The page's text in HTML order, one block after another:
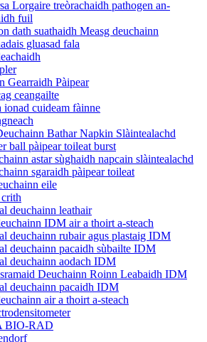
Lorgaire treòrachaidh pathogen an-
fuil
dath suathaidh Measg deuchainn
gluasad fala
Gearraidh Pàipear
ceangailte
ionad cuideam fàinne
Bathar Napkin Slàintealachd
ball pàipear toileat burst
astar sùghaidh napcain slàintealachd
sgaraidh pàipear toileat
eile
deuchainn leathair
IDM air a thoirt a-steach
deuchainn rubair agus plastaig IDM
deuchainn pacaidh sùbailte IDM
deuchainn aodach IDM
Deuchainn Roinn Leabaidh IDM
deuchainn pacaidh IDM
air a thoirt a-steach
BIO-RAD